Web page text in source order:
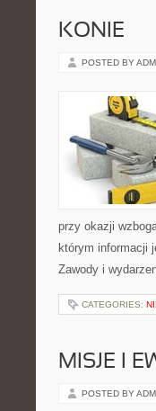
KONIE
POSTED BY
przy okazji
którym informacji
Zawody i
CATEGORIES:
MISJE I
POSTED BY